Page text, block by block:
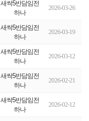
새싹5반담임전
하나
2026-03-26
새싹5반담임전
하나
2026-03-19
새싹5반담임전
하나
2026-03-12
새싹5반담임전
하나
2026-02-21
새싹5반담임전
하나
2026-02-12